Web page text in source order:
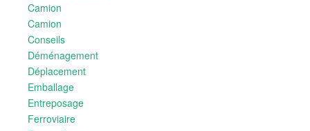
Camion
Camion
Conseils
Déménagement
Déplacement
Emballage
Entreposage
Ferroviaire